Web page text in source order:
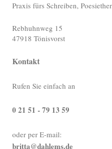
Praxis fürs Schreiben,
Rebhuhnweg 15
47918 Tönisvorst
Kontakt
Rufen Sie einfach an
0 21 51 - 79 13 59
oder per E-mail:
britta@dahlems.de